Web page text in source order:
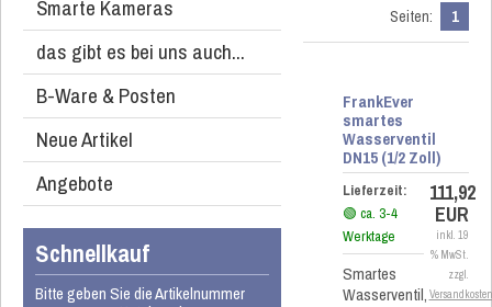
Smarte Kameras
das gibt es bei uns auch...
B-Ware & Posten
Neue Artikel
Angebote
Schnellkauf
Bitte geben Sie die Artikelnummer
Seiten:
1
FrankEver
smartes
Wasserventil
DN15 (1/2 Zoll)
Lieferzeit:
🟢 ca. 3-4
Werktage
Smartes
Wasserventil,
111,92
EUR
inkl. 19
% MwSt.
zzgl.
Versandkosten